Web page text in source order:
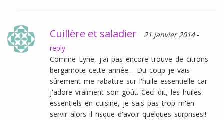
Cuillère et saladier 21 janvier 2014 -
reply
Comme Lyne, j'ai pas encore trouve de citrons
bergamote cette année… Du coup je vais
sûrement me rabattre sur l'huile essentielle car
j'adore vraiment son goût. Ceci dit, les huiles
essentiels en cuisine, je sais pas trop m'en
servir alors il risque d'avoir quelques surprises!!